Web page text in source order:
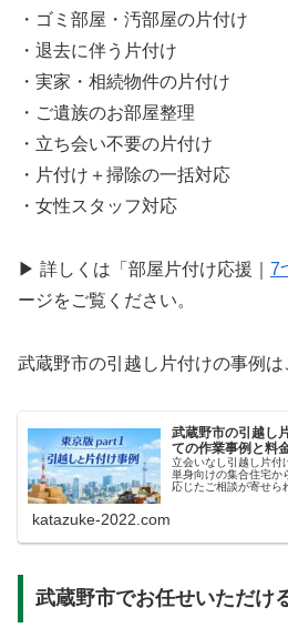
・ゴミ部屋・汚部屋の片付け
・退去に伴う片付け
・実家・相続物件の片付け
・ご遺族のお部屋整理
・立ち会い不要の片付け
・片付け＋掃除の一括対応
・女性スタッフ対応
▶ 詳しくは「部屋片付け応援｜ 7
ージをご覧ください。
武蔵野市の引越し片付けの事例は
武蔵野市の引越し
ての作業事例と料
立会いなし引越し片付
単身向けの集合住宅か
応じたご相談が寄せら
katazuke-2022.com
武蔵野市でお任せいただけ